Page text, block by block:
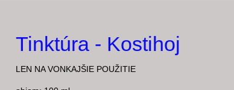
Tinktúra - Kostihoj
LEN NA VONKAJŠIE POUŽITIE